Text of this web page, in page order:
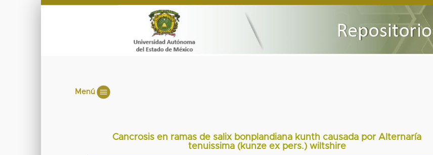
Menú
Cancrosis en ramas de salix bonplandiana kunth causada por Alternaría
tenuissima (kunze ex pers.) wiltshire